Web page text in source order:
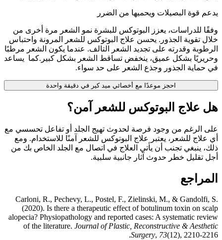
يدعم قوة البصيلات ويحميها من الضرر
وفقًا للدراسات، يعزز البوتوكس للبشرة نمو الشعر مرة أخرى من
خلال تقوية الجذور. يحسن علاج البوتوكس للشعر المرونة واحتباس
الرطوبة وقدرته على تجديد الشعر التالف. عندما يكون الشعر مرطبًا
وحريريًا بشكل عميق، ينخفض تساقط الشعر بشكل كبير.كما يساعد
في حماية الجذور وجذع الشعر على حد سواء.
احجز موعدًا مع أخصائي ميد كير في دقيقة واحدة
هل علاج البوتوكس للشعر آمن؟
على الرغم من وجود فرصة لحدوث تهيج الجلد أو تفاعل تحسسي مع
أي علاج للشعر، يعتبر علاج البوتوكس للشعر آمنًا للاستخدام. ومع
ذلك، ينبغي تجنب أن يأتي العلاج في اتصال مع الجلد الخاص بك من
أجل تقليل خطر حدوث آثار جانبية سلبية.
المراجع
Carloni, R., Pechevy, L., Postel, F., Zielinski, M., & Gandolfi, S.
(2020). Is there a therapeutic effect of botulinum toxin on scalp
alopecia? Physiopathology and reported cases: A systematic review
of the literature. Journal of Plastic, Reconstructive & Aesthetic
Surgery, 73(12), 2210-2216.